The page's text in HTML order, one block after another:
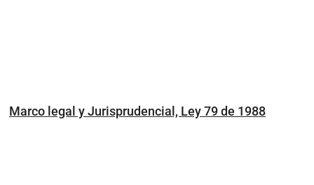
Marco legal y Jurisprudencial, Ley 79 de 1988